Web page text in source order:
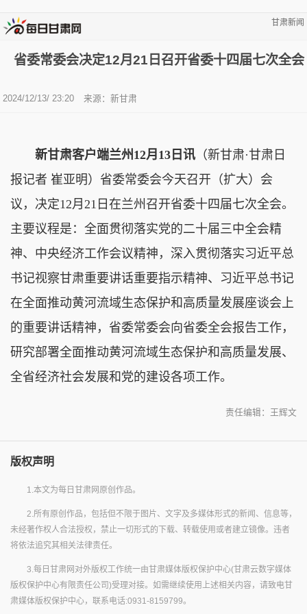
甘肃新闻
省委常委会决定12月21日召开省委十四届七次全会
2024/12/13/ 23:20 来源：新甘肃
新甘肃客户端兰州12月13日讯 （新甘肃·甘肃日
报记者 崔亚明）省委常委会今天召开（扩大）会
议，决定12月21日在兰州召开省委十四届七次全会。
主要议程是：全面贯彻落实党的二十届三中全会精
神、中央经济工作会议精神，深入贯彻落实习近平总
书记视察甘肃重要讲话重要指示精神、习近平总书记
在全面推动黄河流域生态保护和高质量发展座谈会上
的重要讲话精神，省委常委会向省委全会报告工作，
研究部署全面推动黄河流域生态保护和高质量发展、
全省经济社会发展和党的建设各项工作。
责任编辑：王辉文
版权声明
1.本文为每日甘肃网原创作品。
2.所有原创作品，包括但不限于图片、文字及多媒体形式的新闻、信息等，
未经著作权人合法授权，禁止一切形式的下载、转载使用或者建立镜像。违者
将依法追究其相关法律责任。
3.每日甘肃网对外版权工作统一由甘肃媒体版权保护中心(甘肃云数字媒体
版权保护中心有限责任公司)受理对接。如需继续使用上述相关内容，请致电甘
肃媒体版权保护中心，联系电话:0931-8159799。